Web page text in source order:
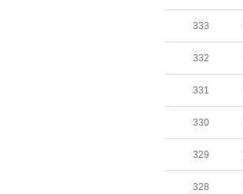
333
332
331
330
329
328